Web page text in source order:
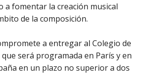
a fomentar la creación musical
de la composición.
a entregar al Colegio de
será programada en París y en
en un plazo no superior a dos